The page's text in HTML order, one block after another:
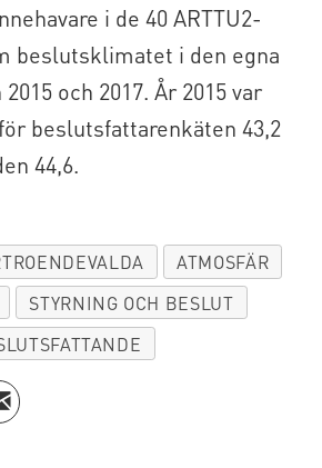
i de 40 ARTTU2-
beslutsklimatet i den egna
och 2017. År 2015 var
beslutsfattarenkäten 43,2
44,6.
ATMOSFÄR
STYRNING OCH BESLUT